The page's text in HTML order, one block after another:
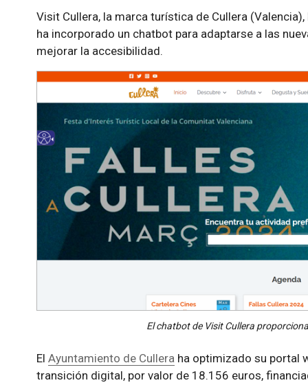
Visit Cullera, la marca turística de Cullera
ha incorporado un chatbot para adaptarse a las
mejorar la accesibilidad.
El chatbot de Visit Cullera
El Ayuntamiento de Culleraha optimizado su portal
transición digital, por valor de 18.156 euros,